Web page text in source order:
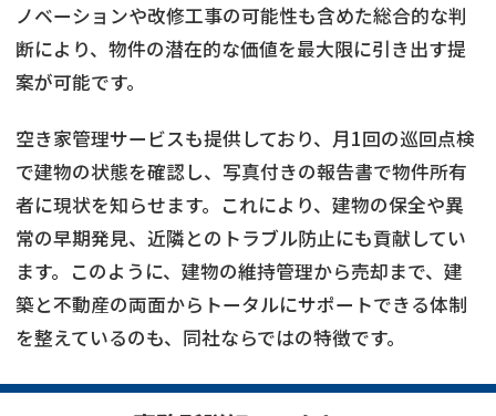
ノベーションや改修工事の可能性も含めた総合的な判
断により、物件の潜在的な価値を最大限に引き出す提
案が可能です。
空き家管理サービスも提供しており、月1回の巡回点検
で建物の状態を確認し、写真付きの報告書で物件所有
者に現状を知らせます。これにより、建物の保全や異
常の早期発見、近隣とのトラブル防止にも貢献してい
ます。このように、建物の維持管理から売却まで、建
築と不動産の両面からトータルにサポートできる体制
を整えているのも、同社ならではの特徴です。